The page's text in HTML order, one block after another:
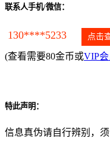
联系人手机/微信：
130****5233 点击
(查看需要80金币或VIP
特此声明：
信息真伪请自行辨别，